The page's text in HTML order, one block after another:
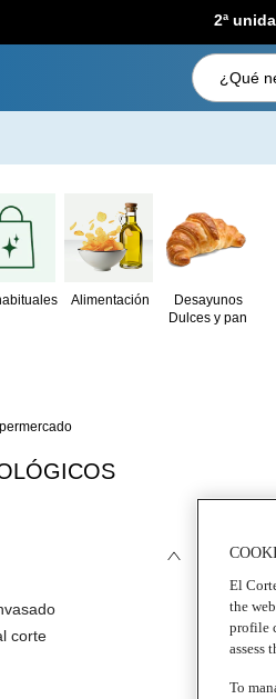
2ª
¿Qué
Alimentación
Desayunos
Dulces y pan
corte
5
El
the
profile
assess
To